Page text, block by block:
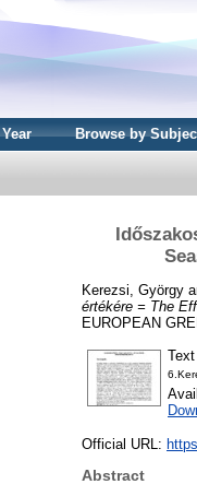
Browse by
Kerezsi, György
értékére = The
EUROPEAN
Text
Official URL:
Abstract